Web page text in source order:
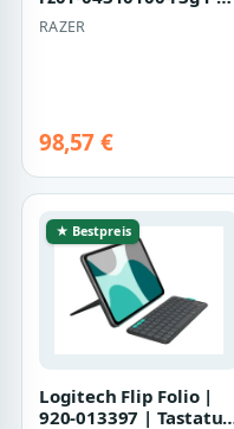
Maus - ergonomisch
RAZER
98,57 €
★ Bestpreis
Logitech Flip Folio |
920-013397 | Tastatur